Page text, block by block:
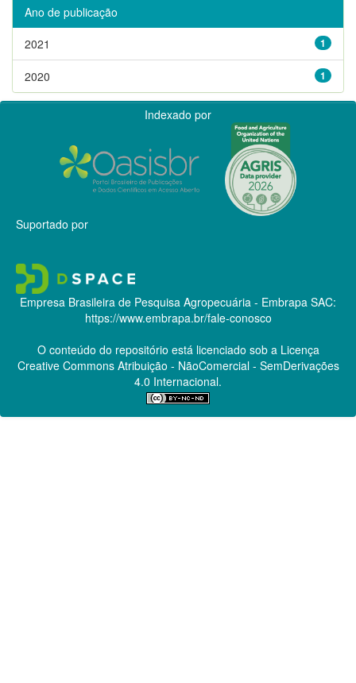
Ano de publicação
1
2021
1
2020
Indexado por
Suportado por
Empresa Brasileira de Pesquisa Agropecuária - Embrapa SAC:
https://www.embrapa.br/fale-conosco
O conteúdo do repositório está licenciado sob a Licença
Creative CommonsAtribuição - NãoComercial - SemDerivações
4.0 Internacional.